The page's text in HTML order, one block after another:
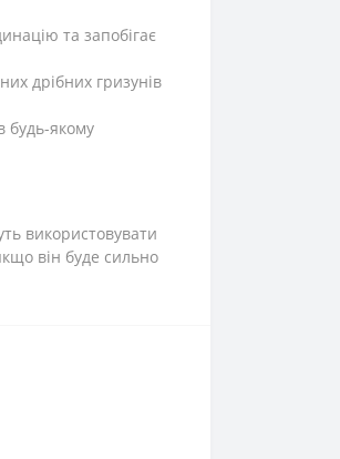
та запобігає
дрібних гризунів
будь-якому
використовувати
він буде сильно